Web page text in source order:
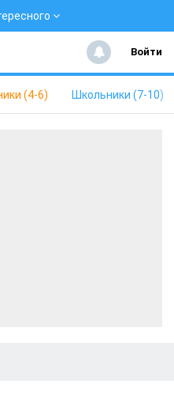
Войти
(4-6) Школьники (7-10)